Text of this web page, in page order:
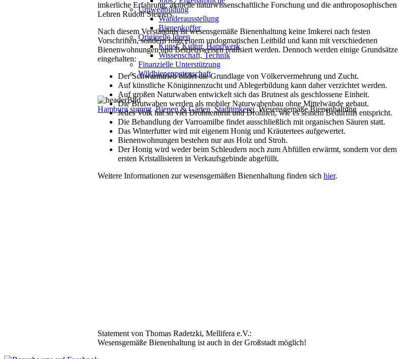
Umweltbildung
Wanderausstellung
Bienenkoffer
Originelle Ideen
Kunst, Kultur, Handwerk
Wissenschaft, Technik
Finanzielle Unterstützung
Wildbienenpatenschaft
Hamburg summt Bienen & Gärten Stadtimkerei Wesensgemäße Bienenhaltung
imkerliche Erfahrung, aktuelle naturwissenschaftliche Forschung und die anthroposophischen
Lehren Rudolf Steiners.
Nach diesem Verständnis ist wesensgemäße Bienenhaltung keine Imkerei nach festen
Vorschriften, sondern folgt einem undogmatischen Leitbild und kann mit verschiedenen
Bienenwohnungen und Betriebsweisen realisiert werden. Dennoch werden einige Grundsätze
eingehalten:
Der Schwarmtrieb bildet die Grundlage von Völkervermehrung und Zucht.
Auf künstliche Königinnenzucht und Ablegerbildung kann daher verzichtet werden.
Auf großen Naturwaben entwickelt sich das Brutnest als geschlossene Einheit.
Die Brutwaben werden als mobiler Naturwabenbau ohne Mittelwände gebaut.
Jedes Volk hat so viel Drohnenbrut und Drohnen, wie es seinem Bedürfnis entspricht.
Die Behandlung der Varroamilbe findet ausschließlich mit organischen Säuren statt.
Das Winterfutter wird mit eigenem Honig und Kräutertees aufgewertet.
Bienenwohnungen bestehen nur aus Holz und Stroh.
Der Honig wird weder beim Schleudern noch zum Abfüllen erwärmt, sondern vor dem
ersten Kristallisieren in Verkaufsgebinde abgefüllt.
Weitere Informationen zur wesensgemäßen Bienenhaltung finden sich hier.
Statement von Thomas Radetzki, Mellifera e.V.:
Wesensgemäße Bienenhaltung ist auch in der Großstadt möglich!